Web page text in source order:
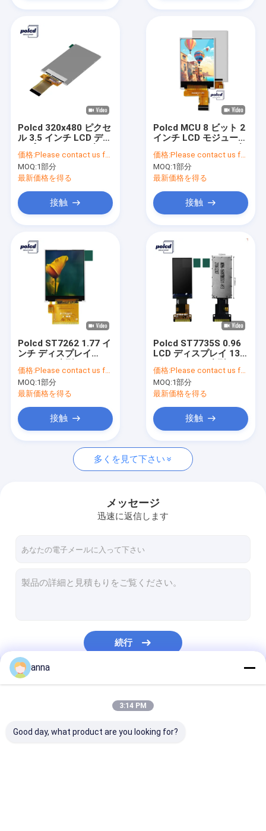
プロダクト
VRショー
私達について
接触米国
ニュース
場合
TFT LCDの表示
表示IPSのTFT LCDの
TFTのタッチ画面
産業タッチ画面
TFTの抵抗タッチ画面
HD TFTの表示
Polcd 320x480 ピクセ
ル 3.5 インチ LCD ディ
い TFT ディスプレイ
価格:Please contact us for latest price
MOQ:1部分
最新価格を得る
接触
Polcd MCU 8 ビット 2
インチ LCD モジュール
型 LCD パネル
価格:Please contact us for latest price
MOQ:1部分
最新価格を得る
接触
Polcd ST7262 1.77 イ
ンチ ディスプレイ
ィスプレイ 40 ピン
価格:Please contact us for latest price
MOQ:1部分
最新価格を得る
接触
Polcd ST7735S 0.96
LCD ディスプレイ 13
ディスプレイ 4 行 SPI
価格:Please contact us for latest price
MOQ:1部分
最新価格を得る
接触
多くを見て下さい
メッセージ
迅速に返信します
続行
anna
3:14 PM
Good day, what product are you looking for?